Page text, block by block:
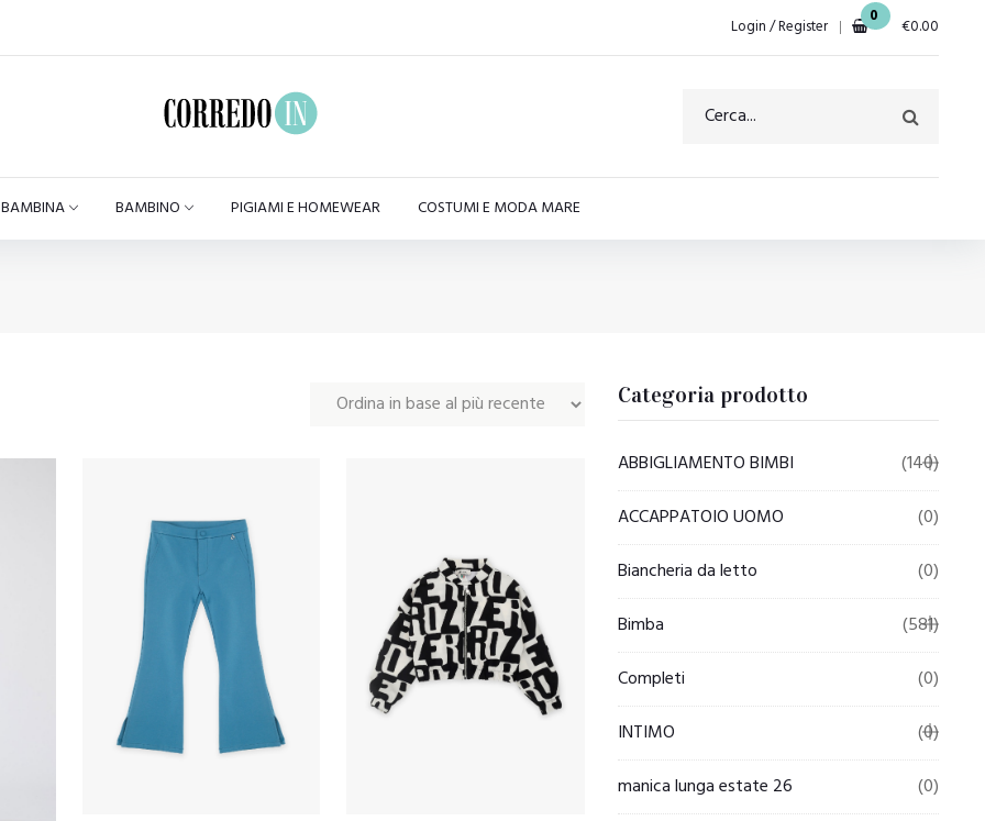
Login / Register 0 €0.00
BAMBINA BAMBINO PIGIAMI E HOMEWEAR COSTUMI E MODA MARE
Categoria prodotto
ABBIGLIAMENTO BIMBI
(140)
ACCAPPATOIO UOMO
(0)
Biancheria da letto
(0)
Bimba
(581)
Completi
(0)
INTIMO
(0)
manica lunga estate 26
(0)